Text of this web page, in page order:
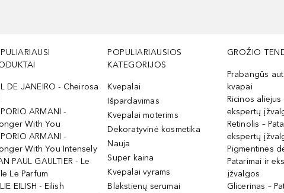
DE JANEIRO - Cheirosa
ARMANI -
With You
ARMANI -
With You Intensely
PAUL GAULTIER - Le
Le Parfum
EILISH - Eilish
POPULIARIAUSIOS
KATEGORIJOS
Kvepalai
Išpardavimas
Kvepalai moterims
Dekoratyvinė kosmetika
Nauja
Super kaina
Kvepalai vyrams
Blakstienų serumai
GROŽIO
Prabangūs
kvapai
Ricinos aliejus
ekspertų
Retinolis –
ekspertų
Pigmentinės
Patarimai ir
įžvalgos
Glicerinas –